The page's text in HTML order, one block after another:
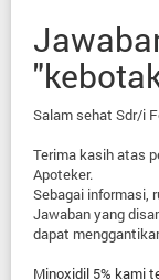
Salam sehat Sdr/i
Terima kasih atas
Apoteker.
Sebagai informasi,
Jawaban yang
dapat
Minoxidil 5% kami